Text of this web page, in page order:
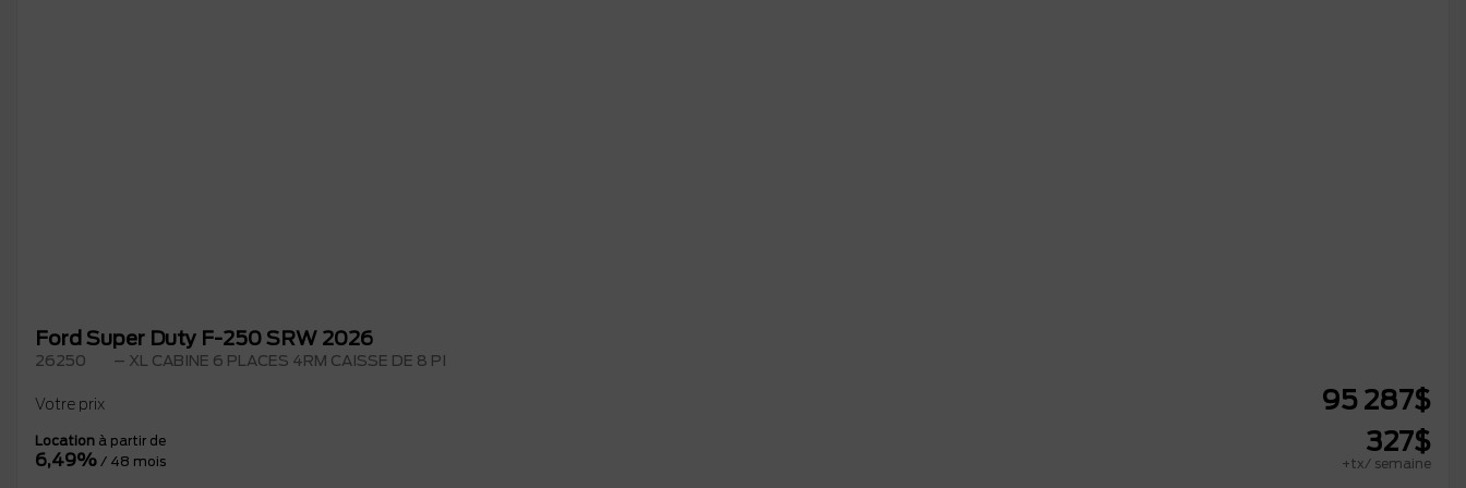
Ford Super Duty F-250 SRW 2026
26250 – XL CABINE 6 PLACES 4RM CAISSE DE 8 PI
Votre prix 95 287$
Location à partir de
6,49% / 48 mois
327$
+tx/ semaine